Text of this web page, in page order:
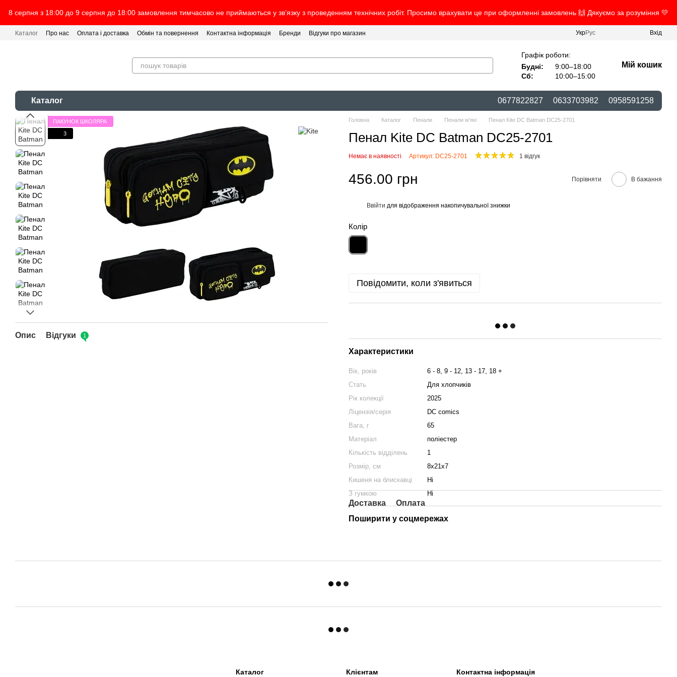
8 серпня з 18:00 до 9 серпня до 18:00 замовлення тимчасово не приймаються у зв’язку з проведенням технічних робіт. Просимо врахувати це при оформленні замовлень 🙌 Дякуємо за розуміння 💛
Каталог Про нас Оплата і доставка Обмін та повернення Контактна інформація Бренди Відгуки про магазин УкрРус Вхід
Графік роботи:
Будні:
9:00–18:00
Сб:
10:00–15:00
Мій кошик
Каталог 0677822827 0633703982 0958591258
ПАКУНОК ШКОЛЯРА
3
Опис Відгуки 1
Головна Каталог Пенали Пенали м'які Пенал Kite DC Batman DC25-2701
Пенал Kite DC Batman DC25-2701
Немає в наявності Артикул: DC25-2701 1 відгук
456.00 грн Порівняти В бажання
Ввійти для відображення накопичувальної знижки
Колір
Повідомити, коли з'явиться
Характеристики
Вік, років
6 - 8, 9 - 12, 13 - 17, 18 +
Стать
Для хлопчиків
Рік колекції
2025
Ліцензія/серія
DC comics
Вага, г
65
Матеріал
поліестер
Кількість відділень
1
Розмір, см
8х21х7
Кишеня на блискавці
Ні
З гумкою
Ні
Доставка
Оплата
Поширити у соцмережах
Каталог Клієнтам Контактна інформація